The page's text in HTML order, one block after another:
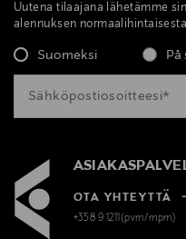
Uutena tilaajana lähetämme
alennuksen
Suomeksi På
OTA YHTEYTTÄ
+358 9 1211(pvm/mpm)